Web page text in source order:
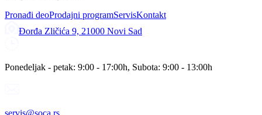
Pronađi deoProdajni programServisKontakt
Đorđa Zličića 9, 21000 Novi Sad
Ponedeljak - petak: 9:00 - 17:00h, Subota: 9:00 - 13:00h
servis@soca.rs